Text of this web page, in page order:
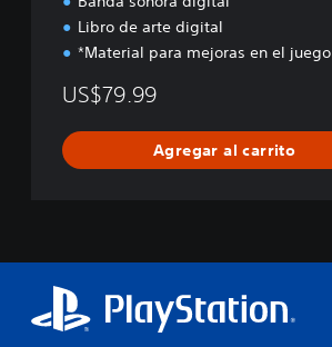
Libro de arte digital
*Material para mejoras en el juego
US$79.99
Agregar al carrito